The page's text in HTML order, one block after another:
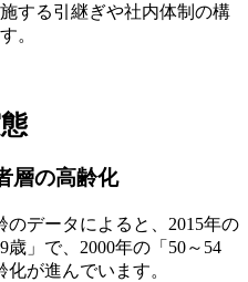
する引継ぎや社内体制の構
。
層の高齢化
データによると、2015年の
」で、2000年の「50～54
が進んでいます。